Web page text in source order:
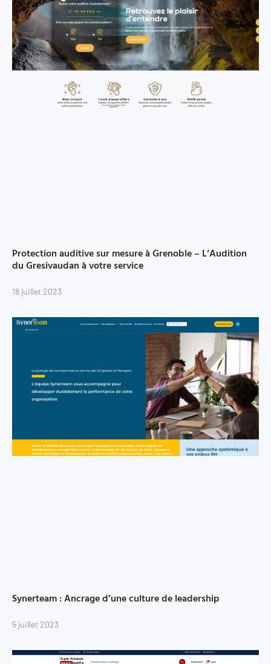
Protection auditive sur mesure à Grenoble – L’Audition
du Gresivaudan à votre service
18 juillet 2023
Synerteam : Ancrage d’une culture de leadership
5 juillet 2023